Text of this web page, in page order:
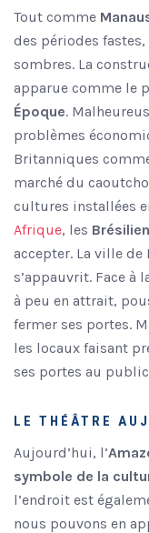
Tout comme
des périodes
sombres. La
apparue comme le
Époque.
problèmes
Britanniques
marché du
cultures installées
Afrique, les
accepter. La ville de
s’appauvrit. Face à
à peu en attrait,
fermer ses portes.
les locaux faisant
ses portes au
LE THÉÂTRE
Aujourd’hui, l’
symbole de la
l’endroit est
nous pouvons en